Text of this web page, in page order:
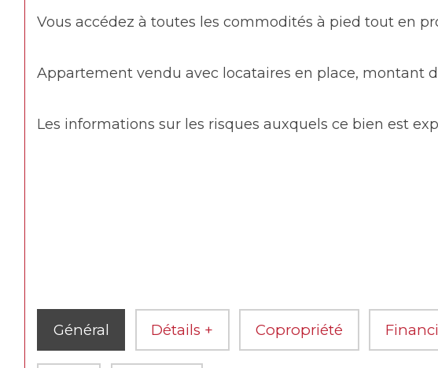
Vous accédez à toutes les commodités à pied tout en
Appartement vendu avec locataires en place, montant
Les informations sur les risques auxquels ce bien est
Général Détails + Copropriété